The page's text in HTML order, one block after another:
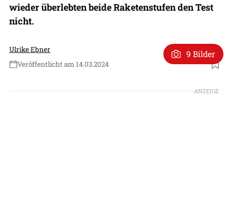
wieder überlebten beide Raketenstufen den Test
nicht.
Ulrike Ebner
Veröffentlicht am 14.03.2024
Foto: SpaceX
9 Bilder
ANZEIGE